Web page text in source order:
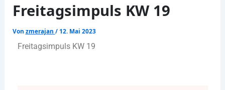
Freitagsimpuls KW 19
Von zmerajan /12. Mai 2023
Freitagsimpuls KW 19